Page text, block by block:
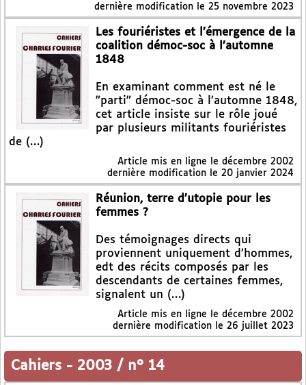
dernière modification le 25 novembre 2023
Les fouriéristes et l’émergence de la
coalition démoc-soc à l’automne
1848
En examinant comment est né le
"parti" démoc-soc à l’automne 1848,
cet article insiste sur le rôle joué
par plusieurs militants fouriéristes
de (…)
Article mis en ligne le décembre 2002
dernière modification le 20 janvier 2024
Réunion, terre d’utopie pour les
femmes ?
Des témoignages directs qui
proviennent uniquement d’hommes,
edt des récits composés par les
descendants de certaines femmes,
signalent un (…)
Article mis en ligne le décembre 2002
dernière modification le 26 juillet 2023
Cahiers - 2003 / n° 14